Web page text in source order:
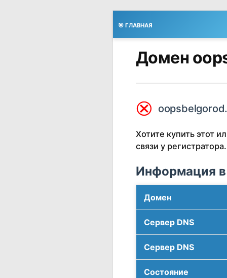
🎯 ГЛАВНАЯ
Домен
⮿
Хотите купить этот
связи у регистратора.
Информация в
Домен
Сервер DNS
Сервер DNS
Соcтояние